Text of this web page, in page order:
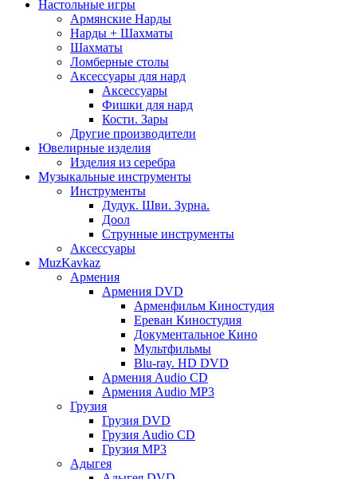
Настольные игры
Армянские Нарды
Нарды + Шахматы
Шахматы
Ломберные столы
Аксессуары для нард
Аксессуары
Фишки для нард
Кости. Зары
Другие производители
Ювелирные изделия
Изделия из серебра
Музыкальные инструменты
Инструменты
Дудук. Шви. Зурна.
Доол
Струнные инструменты
Аксессуары
MuzKavkaz
Армения
Армения DVD
Арменфильм Киностудия
Ереван Киностудия
Документальное Кино
Мультфильмы
Blu-ray. HD DVD
Армения Audio CD
Армения Audio MP3
Грузия
Грузия DVD
Грузия Audio CD
Грузия MP3
Адыгея